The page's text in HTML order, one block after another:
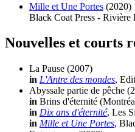
Mille et Une Portes (2020)
Black Coat Press - Rivière
Nouvelles et courts
La Pause (2007)
in L'Antre des mondes,
Abyssale partie de pêche
in Brins d'éternité
in Dix ans d'éternité, Les
in Mille et Une Portes,